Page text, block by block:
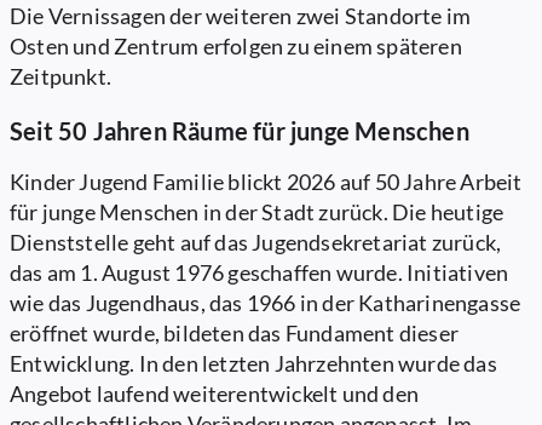
Die Vernissagen der weiteren zwei Standorte im
Osten und Zentrum erfolgen zu einem späteren
Zeitpunkt.
Seit 50 Jahren Räume für junge Menschen
Kinder Jugend Familie blickt 2026 auf 50 Jahre Arbeit
für junge Menschen in der Stadt zurück. Die heutige
Dienststelle geht auf das Jugendsekretariat zurück,
das am 1. August 1976 geschaffen wurde. Initiativen
wie das Jugendhaus, das 1966 in der Katharinengasse
eröffnet wurde, bildeten das Fundament dieser
Entwicklung. In den letzten Jahrzehnten wurde das
Angebot laufend weiterentwickelt und den